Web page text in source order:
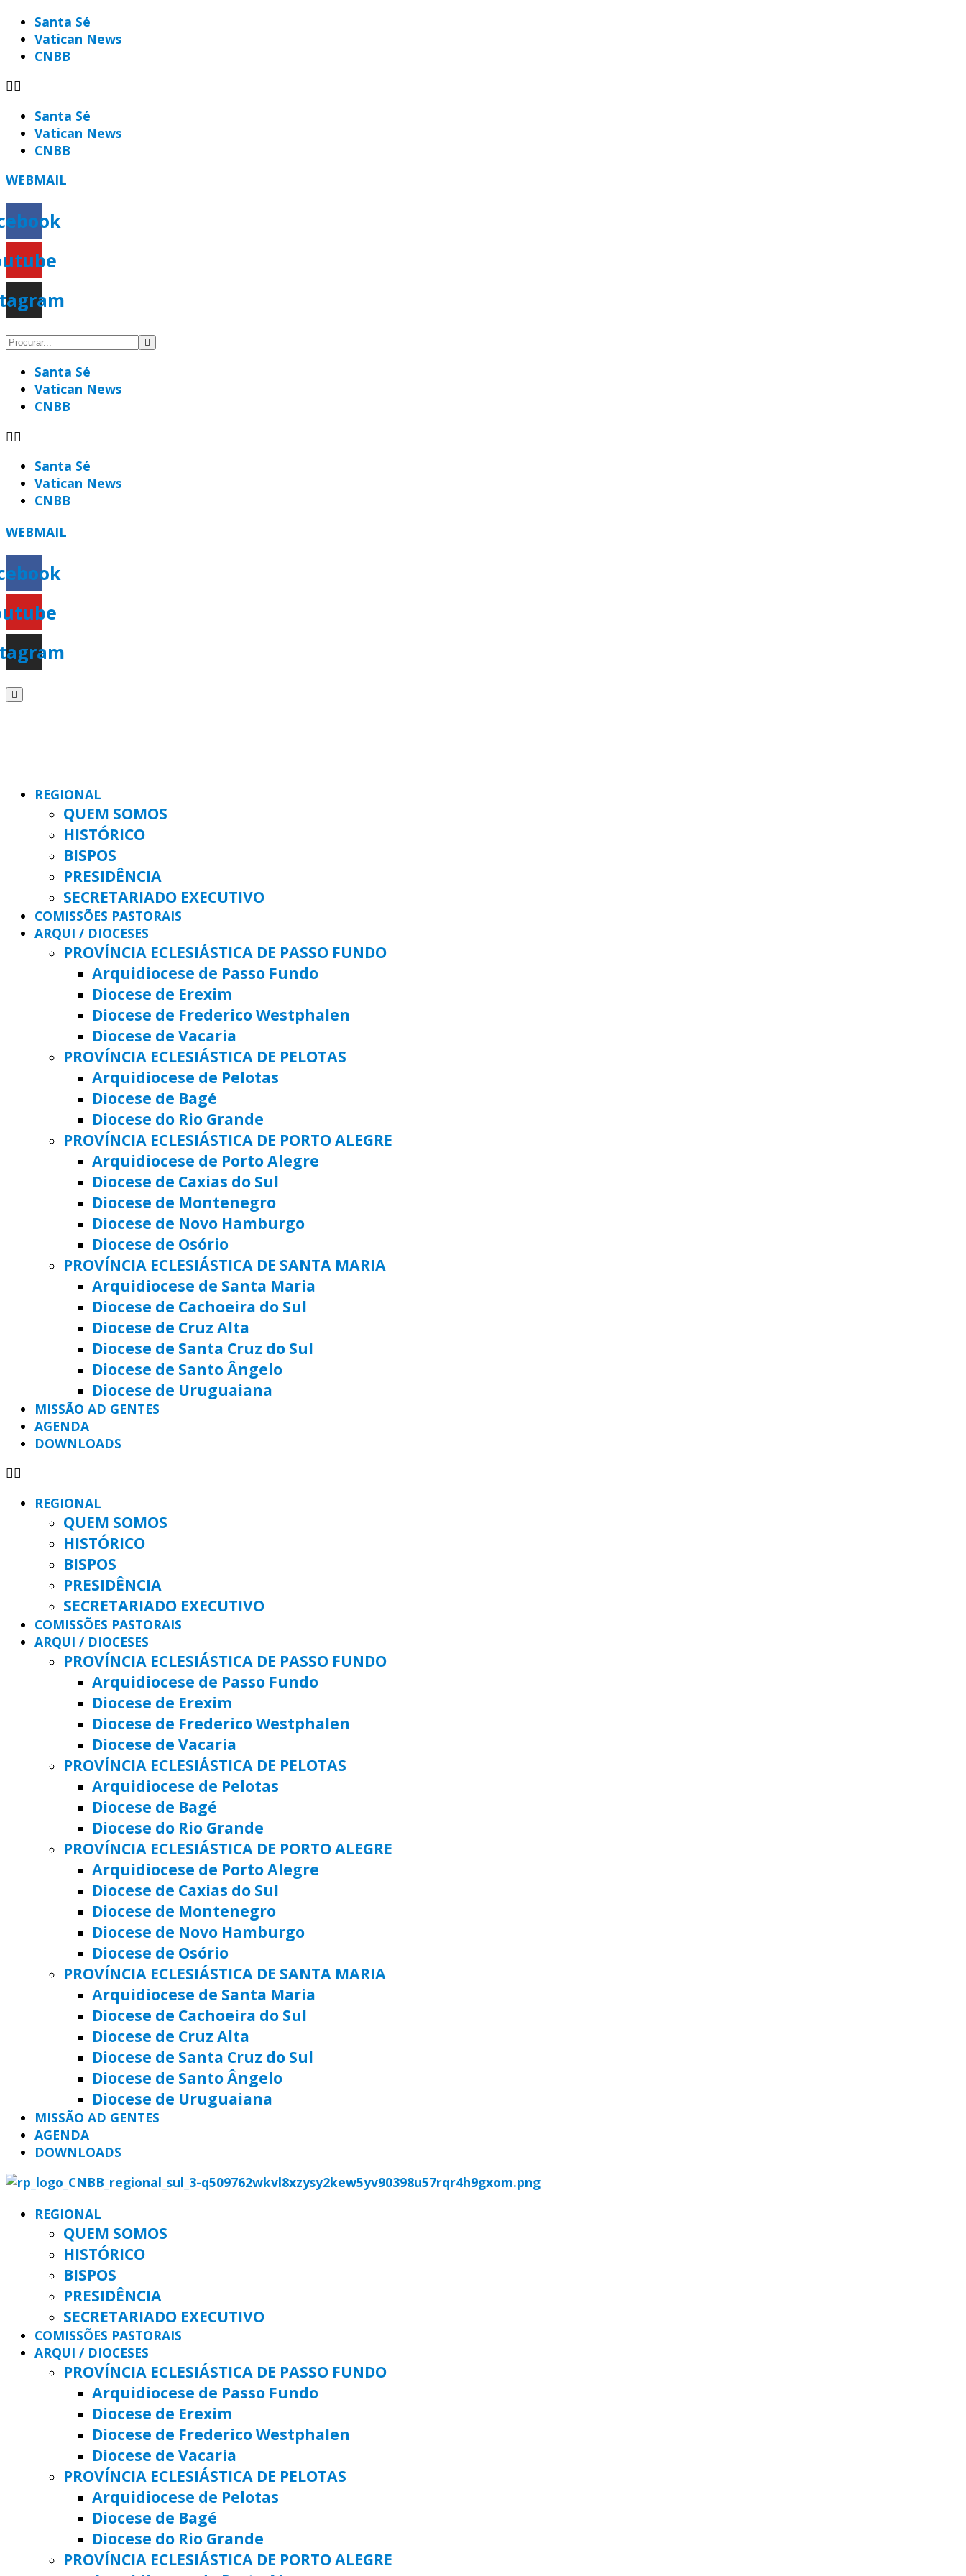
para
Santa Sé
Vatican News
CNBB
Santa Sé
Vatican News
CNBB
WEBMAIL
Santa Sé
Vatican News
CNBB
Santa Sé
Vatican News
CNBB
WEBMAIL
REGIONAL
QUEM SOMOS
HISTÓRICO
BISPOS
PRESIDÊNCIA
SECRETARIADO EXECUTIVO
COMISSÕES PASTORAIS
ARQUI / DIOCESES
PROVÍNCIA ECLESIÁSTICA DE PASSO FUNDO
Arquidiocese de Passo Fundo
Diocese de Erexim
Diocese de Frederico Westphalen
Diocese de Vacaria
PROVÍNCIA ECLESIÁSTICA DE PELOTAS
Arquidiocese de Pelotas
Diocese de Bagé
Diocese do Rio Grande
PROVÍNCIA ECLESIÁSTICA DE PORTO ALEGRE
Arquidiocese de Porto Alegre
Diocese de Caxias do Sul
Diocese de Montenegro
Diocese de Novo Hamburgo
Diocese de Osório
PROVÍNCIA ECLESIÁSTICA DE SANTA MARIA
Arquidiocese de Santa Maria
Diocese de Cachoeira do Sul
Diocese de Cruz Alta
Diocese de Santa Cruz do Sul
Diocese de Santo Ângelo
Diocese de Uruguaiana
MISSÃO AD GENTES
AGENDA
DOWNLOADS
REGIONAL
QUEM SOMOS
HISTÓRICO
BISPOS
PRESIDÊNCIA
SECRETARIADO EXECUTIVO
COMISSÕES PASTORAIS
ARQUI / DIOCESES
PROVÍNCIA ECLESIÁSTICA DE PASSO FUNDO
Arquidiocese de Passo Fundo
Diocese de Erexim
Diocese de Frederico Westphalen
Diocese de Vacaria
PROVÍNCIA ECLESIÁSTICA DE PELOTAS
Arquidiocese de Pelotas
Diocese de Bagé
Diocese do Rio Grande
PROVÍNCIA ECLESIÁSTICA DE PORTO ALEGRE
Arquidiocese de Porto Alegre
Diocese de Caxias do Sul
Diocese de Montenegro
Diocese de Novo Hamburgo
Diocese de Osório
PROVÍNCIA ECLESIÁSTICA DE SANTA MARIA
Arquidiocese de Santa Maria
Diocese de Cachoeira do Sul
Diocese de Cruz Alta
Diocese de Santa Cruz do Sul
Diocese de Santo Ângelo
Diocese de Uruguaiana
MISSÃO AD GENTES
AGENDA
DOWNLOADS
REGIONAL
QUEM SOMOS
HISTÓRICO
BISPOS
PRESIDÊNCIA
SECRETARIADO EXECUTIVO
COMISSÕES PASTORAIS
ARQUI / DIOCESES
PROVÍNCIA ECLESIÁSTICA DE PASSO FUNDO
Arquidiocese de Passo Fundo
Diocese de Erexim
Diocese de Frederico Westphalen
Diocese de Vacaria
PROVÍNCIA ECLESIÁSTICA DE PELOTAS
Arquidiocese de Pelotas
Diocese de Bagé
Diocese do Rio Grande
PROVÍNCIA ECLESIÁSTICA DE PORTO ALEGRE